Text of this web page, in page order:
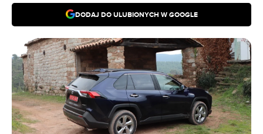
DODAJ DO ULUBIONYCH W GOOGLE